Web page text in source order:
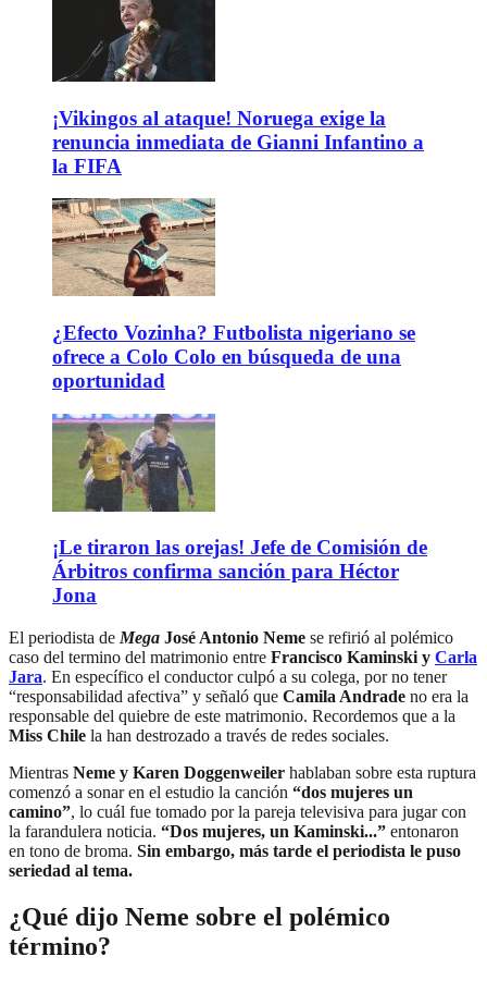
¡Vikingos al ataque! Noruega exige la
renuncia inmediata de Gianni Infantino a
la FIFA
¿Efecto Vozinha? Futbolista nigeriano se
ofrece a Colo Colo en búsqueda de una
oportunidad
¡Le tiraron las orejas! Jefe de Comisión de
Árbitros confirma sanción para Héctor
Jona
El periodista de Mega José Antonio Neme se refirió al polémico
caso del termino del matrimonio entre Francisco Kaminski y Carla
Jara. En específico el conductor culpó a su colega, por no tener
“responsabilidad afectiva” y señaló que Camila Andrade no era la
responsable del quiebre de este matrimonio. Recordemos que a la
Miss Chile la han destrozado a través de redes sociales.
Mientras Neme y Karen Doggenweiler hablaban sobre esta ruptura
comenzó a sonar en el estudio la canción “dos mujeres un
camino”, lo cuál fue tomado por la pareja televisiva para jugar con
la farandulera noticia. “Dos mujeres, un Kaminski...” entonaron
en tono de broma. Sin embargo, más tarde el periodista le puso
seriedad al tema.
¿Qué dijo Neme sobre el polémico
término?